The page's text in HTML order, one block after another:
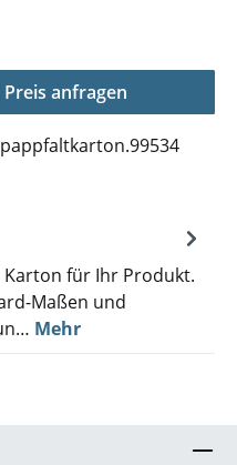
gewünschten
Preis anfragen
für Ihr Produkt.
Maßen und
Mehr